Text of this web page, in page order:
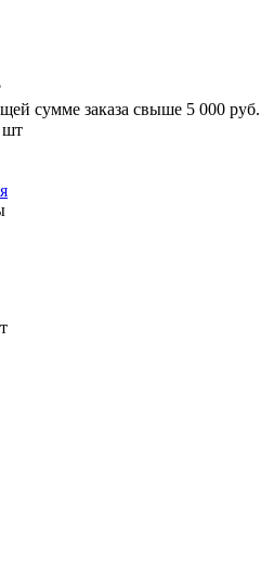
сумме заказа свыше 5 000 руб.
шт